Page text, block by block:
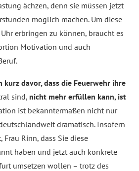
ächzen, denn sie müssen jetzt
möglich machen. Um diese
erbringen zu können, braucht es
Motivation und auch
kurz davor, dass die Feuerwehr ihre
sind, nicht mehr erfüllen kann, ist
ist bekanntermaßen nicht nur
dramatisch. Insofern
Frau Rinn, dass Sie diese
haben und jetzt auch konkrete
umsetzen wollen – trotz des